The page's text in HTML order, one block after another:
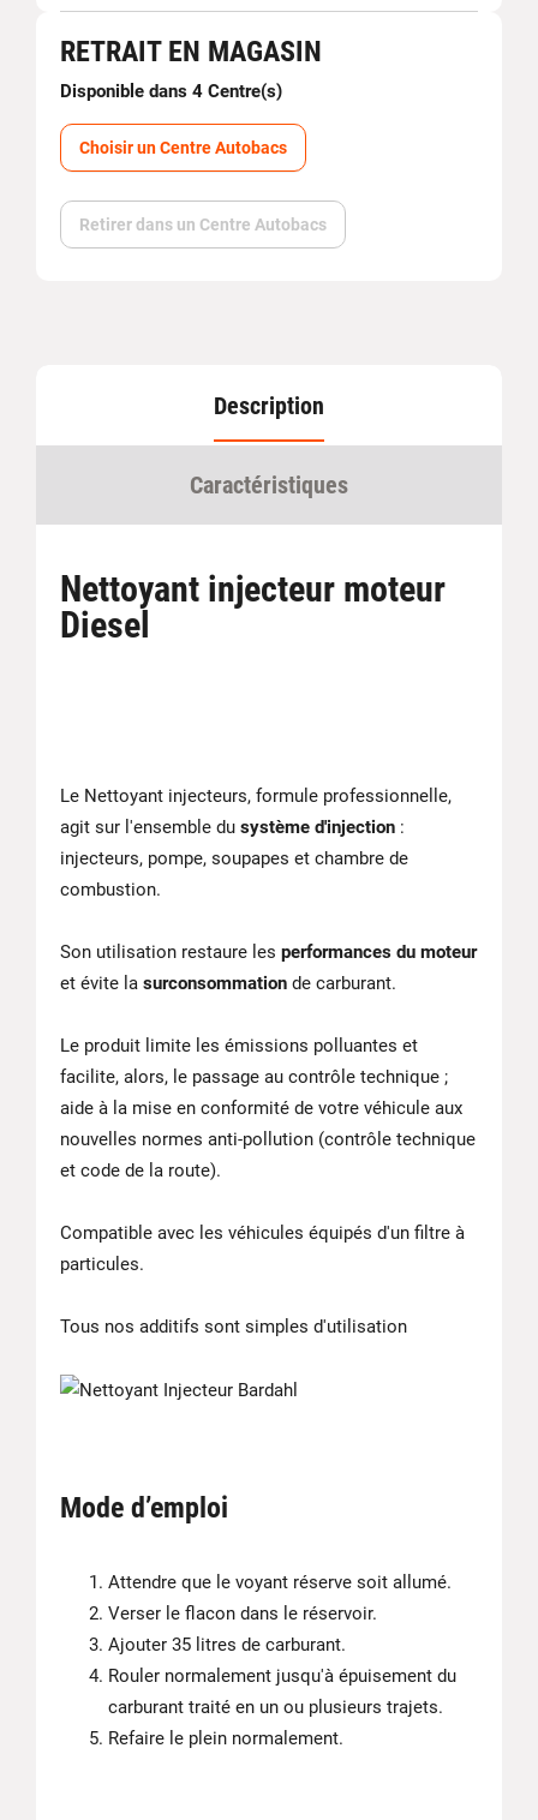
RETRAIT EN MAGASIN
Disponible dans 4 Centre(s)
Choisir un Centre Autobacs
Retirer dans un Centre Autobacs
Description
Caractéristiques
Nettoyant injecteur moteur
Diesel
Le Nettoyant injecteurs, formule professionnelle,
agit sur l'ensemble du système d'injection :
injecteurs, pompe, soupapes et chambre de
combustion.
Son utilisation restaure les performances du moteur
et évite la surconsommation de carburant.
Le produit limite les émissions polluantes et
facilite, alors, le passage au contrôle technique ;
aide à la mise en conformité de votre véhicule aux
nouvelles normes anti-pollution (contrôle technique
et code de la route).
Compatible avec les véhicules équipés d'un filtre à
particules.
Tous nos additifs sont simples d'utilisation
Mode d’emploi
Attendre que le voyant réserve soit allumé.
Verser le flacon dans le réservoir.
Ajouter 35 litres de carburant.
Rouler normalement jusqu'à épuisement du
carburant traité en un ou plusieurs trajets.
Refaire le plein normalement.